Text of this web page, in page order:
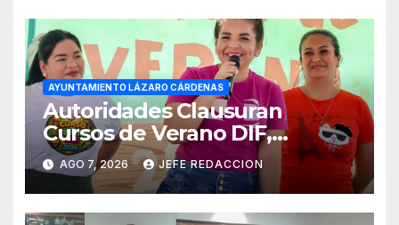
AYUNTAMIENTO LÁZARO CÁRDENAS
Autoridades Clausuran
Cursos de Verano DIF,
Seguridad Pública y Casa de
Cultura 2026
AGO 7, 2026 JEFE REDACCION